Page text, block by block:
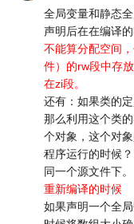
全局变量和静态
声明后在在编译
不能算分配空间
件）的rw段中存
在zi段。
还有：如果类的
那么利用这个类
个对象，这个对
程序运行的时候
同一个源文件下。
重新编译的时候
如果声明一个全